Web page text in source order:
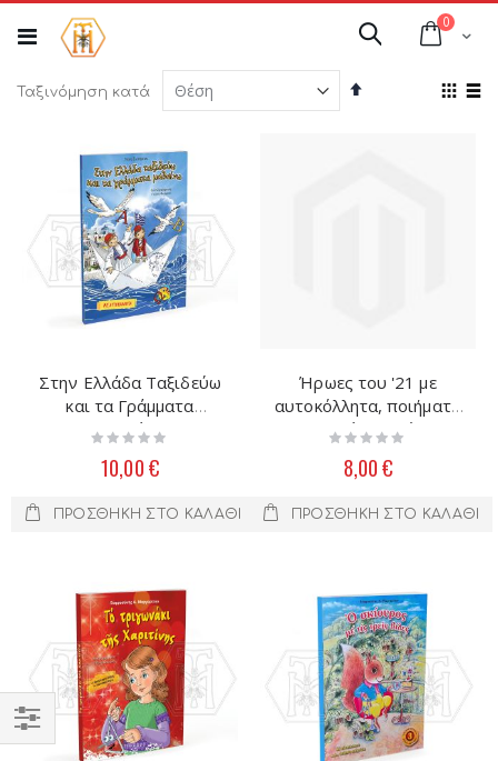
στο
περιεχόμενο
Cart
0
Αναζήτηση
Ταξινόμηση κατά
Φθίνουσα
Στην Ελλάδα Ταξιδεύω
και τα Γράμματα
Μαθαίνω
Rating:
10,00 €
ΠΡΟΣΘΉΚΗ ΣΤΟ ΚΑΛΆΘΙ
Ήρωες του '21 με
αυτοκόλλητα, ποιήματα
και παιχνίδια Τεύχος 1
Rating:
8,00 €
ΠΡΟΣΘΉΚΗ ΣΤΟ ΚΑΛΆΘΙ
Filter